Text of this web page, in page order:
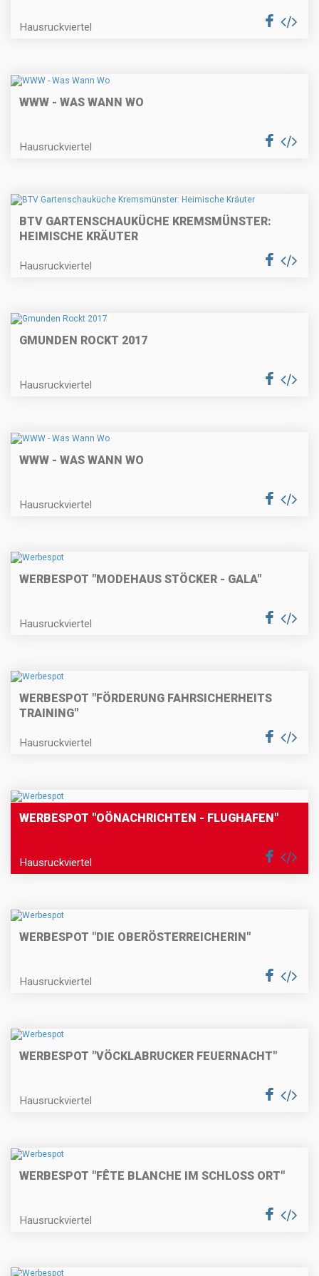
Hausruckviertel
WWW - WAS WANN WO
Hausruckviertel
BTV GARTENSCHAUKÜCHE KREMSMÜNSTER:
HEIMISCHE KRÄUTER
Hausruckviertel
GMUNDEN ROCKT 2017
Hausruckviertel
WWW - WAS WANN WO
Hausruckviertel
WERBESPOT "MODEHAUS STÖCKER - GALA"
Hausruckviertel
WERBESPOT "FÖRDERUNG FAHRSICHERHEITS
TRAINING"
Hausruckviertel
WERBESPOT "OÖNACHRICHTEN - FLUGHAFEN"
Hausruckviertel
WERBESPOT "DIE OBERÖSTERREICHERIN"
Hausruckviertel
WERBESPOT "VÖCKLABRUCKER FEUERNACHT"
Hausruckviertel
WERBESPOT "FÊTE BLANCHE IM SCHLOSS ORT"
Hausruckviertel